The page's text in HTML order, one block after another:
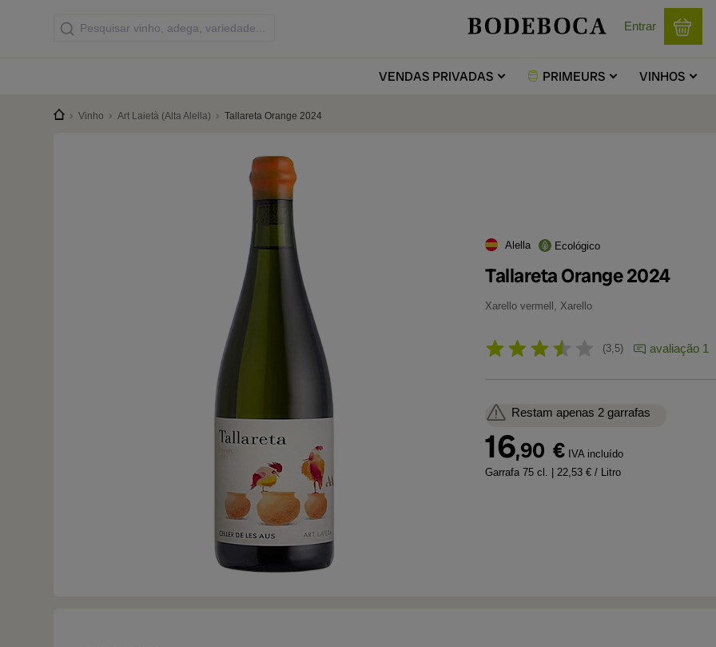
Entrar
VENDASPRIVADAS PRIMEURS VINHOS
Vinho Art Laietà (Alta Alella) Tallareta Orange 2024
Alella Ecológico
Tallareta Orange 2024
Xarello vermell, Xarello
3,5 avaliação 1
Restam apenas 2 garrafas
16,90 € IVA incluído
Garrafa 75 cl.
| 22,53 € / Litro